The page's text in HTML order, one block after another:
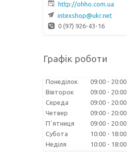
http://ohho.com.ua
intexshop@ukr.net
0 (97) 926-43-16
Графік роботи
Понеділок 09:00
20:00
Вівторок
09:00
20:00
Середа
09:00
20:00
Четвер
09:00
20:00
Пʼятниця
09:00
20:00
Субота
10:00
18:00
Неділя
10:00 18:00